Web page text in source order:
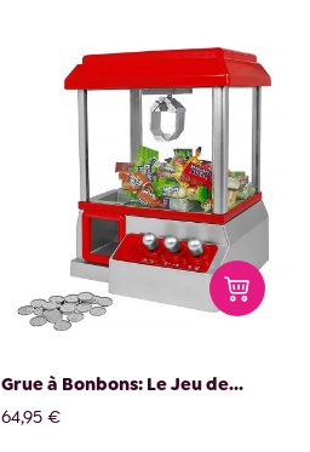
Grue à Bonbons: Le Jeu de...
64,95 €